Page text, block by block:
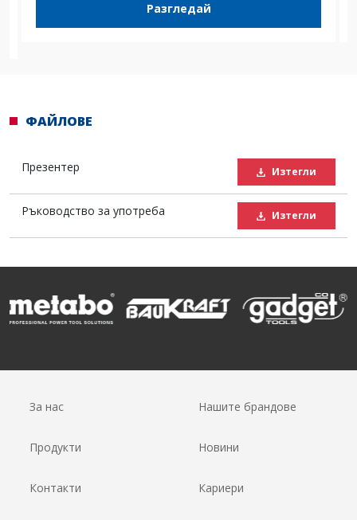
Разгледай
ФАЙЛОВЕ
Презентер Изтегли
Ръководство за употреба Изтегли
За нас Нашите брандове
Продукти Новини
Контакти Кариери